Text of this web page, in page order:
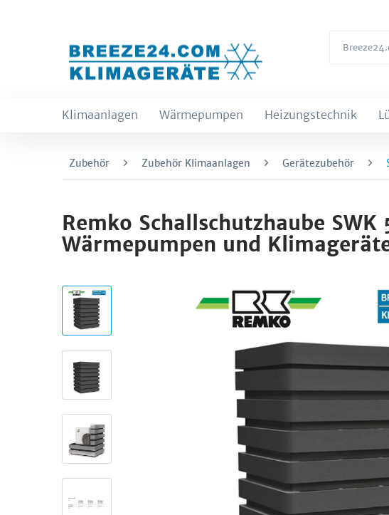
Klimaanlagen Wärmepumpen Heizungstechnik
Zubehör Zubehör Klimaanlagen Gerätezubehör
Remko Schallschutzhaube
Wärmepumpen und